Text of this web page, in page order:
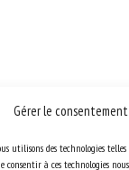
Gérer le consentement
utilisons des technologies
consentir à ces technologies